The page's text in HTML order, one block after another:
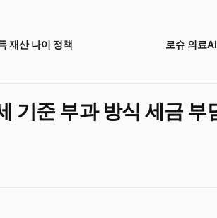
재산 나이 정책
로슈 의료
기준 부과 방식 세금 부